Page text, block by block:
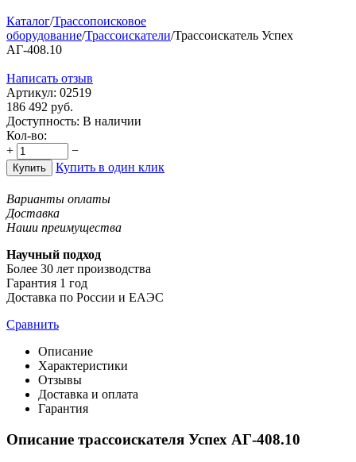
Каталог/Трассопоисковое
оборудование/Трассоискатели/Трассоискатель Успех
АГ-408.10
Написать отзыв
Артикул: 02519
186 492 руб.
Доступность: В наличии
Кол-во:
+
−
Купить Купить в один клик
Варианты оплаты
Доставка
Наши преимущества
Научный подход
Более 30 лет производства
Гарантия 1 год
Доставка по России и ЕАЭС
Сравнить
Описание
Характеристики
Отзывы
Доставка и оплата
Гарантия
Описание трассоискателя Успех АГ-408.10